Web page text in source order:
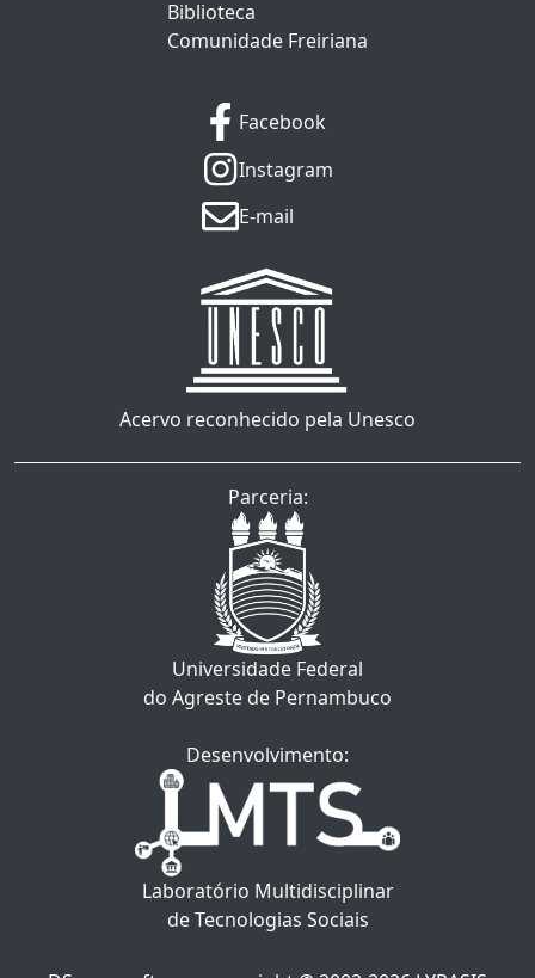
Biblioteca
Comunidade Freiriana
Facebook
Instagram
E-mail
Acervo reconhecido pela Unesco
Parceria:
Universidade Federal
do Agreste de Pernambuco
Desenvolvimento:
Laboratório Multidisciplinar
de Tecnologias Sociais